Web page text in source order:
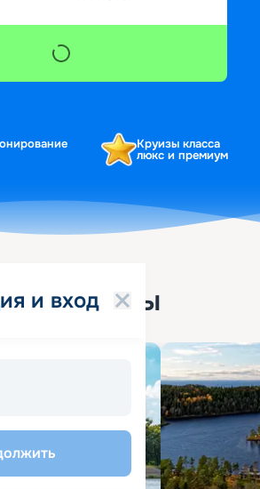
Круизы класса
люкс и премиум
и вход
круизы